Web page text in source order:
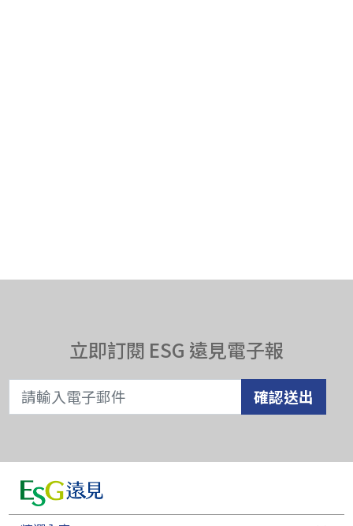
立即訂閱 ESG 遠見電子報
確認送出